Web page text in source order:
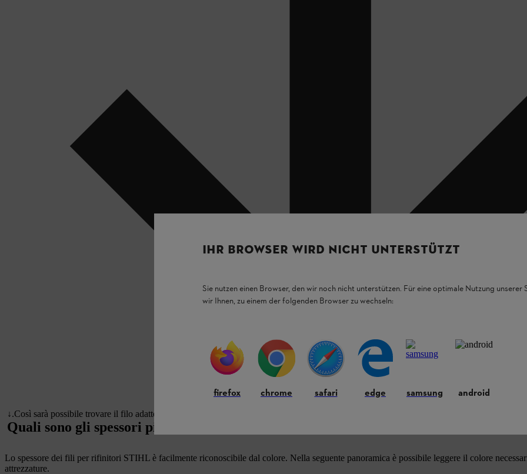
↓.Così sarà possibile trovare il filo adatto in modo semplice e rapido e si potrà rimettere in funzione il decespugliatore in un batter d'occhio.
Quali sono gli spessori più adatti alle diverse applicazioni?
Lo spessore dei fili per rifinitori STIHL è facilmente riconoscibile dal colore. Nella seguente panoramica è possibile leggere il colore
attrezzature.
IHR BROWSER WIRD NICHT UNTERSTÜTZT
Sie nutzen einen Browser, den wir noch nicht unterstützen. Für eine optimale Nutzung unserer
wir Ihnen, zu einem der folgenden Browser zu wechseln:
firefox chrome safari edge samsung android